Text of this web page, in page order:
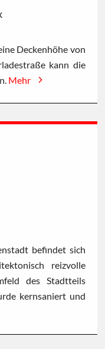
Deckenhöhe von
kann die
Mehr
befindet sich
reizvolle
des Stadtteils
kernsaniert und